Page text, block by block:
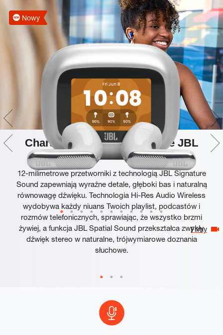
Nowy
Filmy
Charakterystyczne brzmienie JBL
Sound w jakości Hi-Res
12-milimetrowe przetworniki z technologią JBL Signature
Sound zapewniają wyraźne detale, głęboki bas i naturalną
równowagę dźwięku. Technologia Hi-Res Audio Wireless
wydobywa każdy niuans Twoich playlist, podcastów i
rozmów telefonicznych, sprawiając, że wszystko brzmi
żywiej, a funkcja JBL Spatial Sound przekształca zwykły
dźwięk stereo w naturalne, trójwymiarowe doznania
słuchowe.